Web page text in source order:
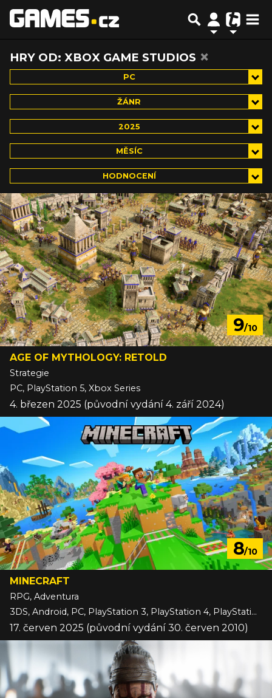
HRY OD: XBOX GAME STUDIOS ×
PC
ŽÁNR
2025
MĚSÍC
HODNOCENÍ
9/10
AGE OF MYTHOLOGY: RETOLD
Strategie
PC, PlayStation 5, Xbox Series
4. březen 2025 (původní vydání 4. září 2024)
8/10
MINECRAFT
RPG, Adventura
3DS, Android, PC, PlayStation 3, PlayStation 4, PlayStation 5, Switch, Switch 2, VITA, Wii U, Xbox 360, Xbox One, Xbox Series, iOS
17. červen 2025 (původní vydání 30. červen 2010)